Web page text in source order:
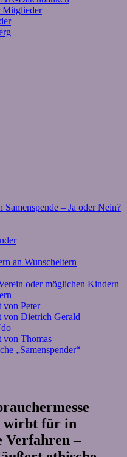
Mitglieder
– Ja oder Nein?
an Wunscheltern
oder möglichen Kindern
von Peter
von Dietrich Gerald
von Thomas
„Samenspender“
wirbt für in
Verfahren –